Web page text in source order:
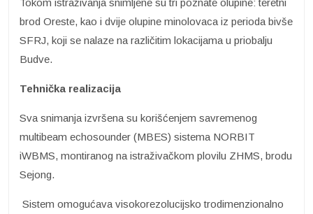
Tokom istraživanja snimljene su tri poznate olupine: teretni
brod Oreste, kao i dvije olupine minolovaca iz perioda bivše
SFRJ, koji se nalaze na različitim lokacijama u priobalju
Budve.
Tehnička realizacija
Sva snimanja izvršena su korišćenjem savremenog
multibeam echosounder (MBES) sistema NORBIT
iWBMS, montiranog na istraživačkom plovilu ZHMS, brodu
Sejong.
Sistem omogućava visokorezolucijsko trodimenzionalno